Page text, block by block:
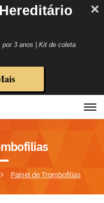
3 anos | Kit de coleta
Painel de Trombofilias